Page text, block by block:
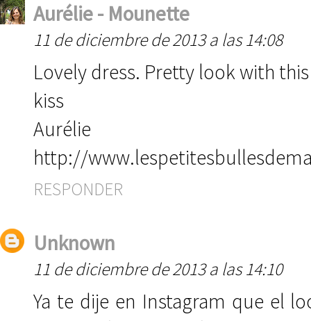
Aurélie - Mounette
11 de diciembre de 2013 a las 14:08
Lovely dress. Pretty look with
kiss
Aurélie
http://
RESPONDER
Unknown
11 de diciembre de 2013 a las 14:10
Ya te dije en Instagram que el